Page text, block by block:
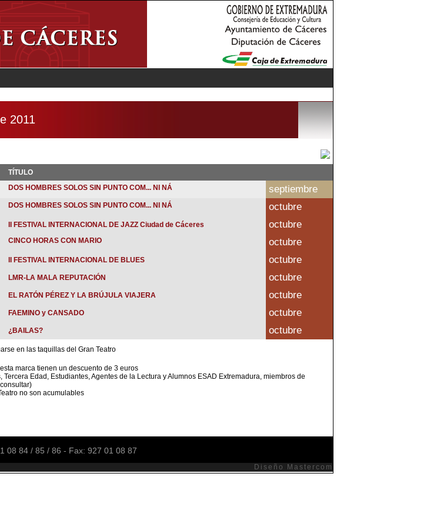
2011
TÍTULO
DOS HOMBRES SOLOS SIN PUNTO COM... NI NÁ septiembre
DOS HOMBRES SOLOS SIN PUNTO COM... NI NÁ octubre
II FESTIVAL INTERNACIONAL DE JAZZ Ciudad de Cáceres octubre
CINCO HORAS CON MARIO octubre
II FESTIVAL INTERNACIONAL DE BLUES octubre
LMR-LA MALA REPUTACIÓN octubre
EL RATÓN PÉREZ Y LA BRÚJULA VIAJERA octubre
FAEMINO y CANSADO octubre
¿BAILAS? octubre
en las taquillas del Gran Teatro
marca tienen un descuento de 3 euros
Edad, Estudiantes, Agentes de la Lectura y Alumnos ESAD Extremadura, miembros de
no son acumulables
08 84 / 85 / 86 - Fax: 927 01 08 87
Diseño Mastercom